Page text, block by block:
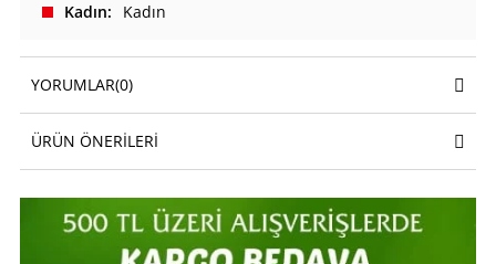
Kadın Kadın
YORUMLAR(0)
ÜRÜN ÖNERILERI